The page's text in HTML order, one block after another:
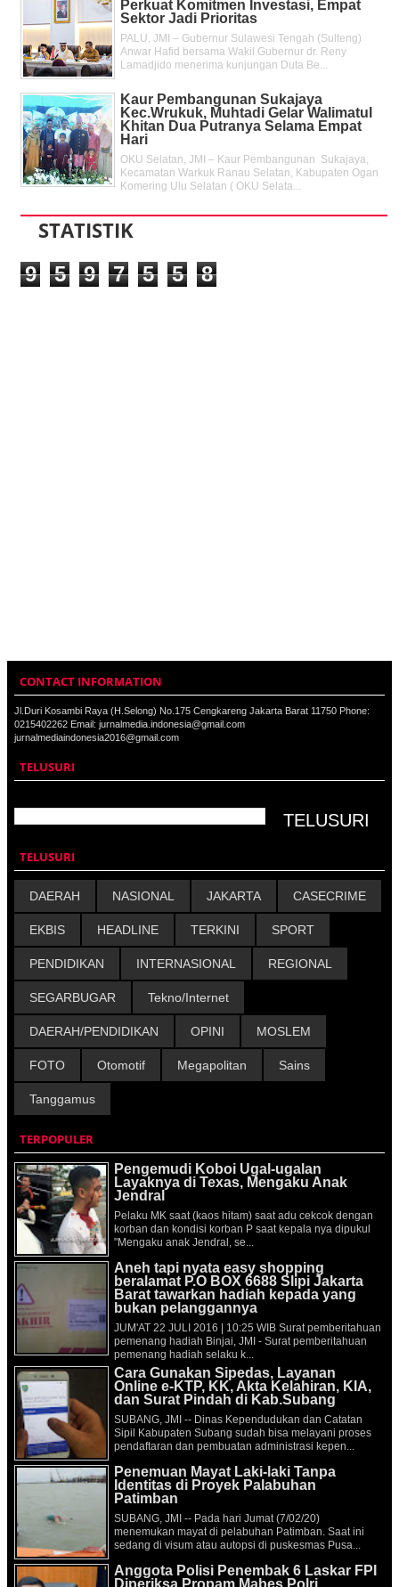
Perkuat Komitmen Investasi, Empat
Sektor Jadi Prioritas
PALU, JMI – Gubernur Sulawesi Tengah (Sulteng)
Anwar Hafid bersama Wakil Gubernur dr. Reny
Lamadjido menerima kunjungan Duta Be...
Kaur Pembangunan Sukajaya
Kec.Wrukuk, Muhtadi Gelar Walimatul
Khitan Dua Putranya Selama Empat
Hari
OKU Selatan, JMI – Kaur Pembangunan Sukajaya,
Kecamatan Warkuk Ranau Selatan, Kabupaten Ogan
Komering Ulu Selatan ( OKU Selata...
STATISTIK
9 5 9 7 5 5 8
CONTACT INFORMATION
Jl.Duri Kosambi Raya (H.Selong) No.175 Cengkareng Jakarta Barat 11750 Phone:
0215402262 Email: jurnalmedia.indonesia@gmail.com
jurnalmediaindonesia2016@gmail.com
TELUSURI
TELUSURI
DAERAH NASIONAL JAKARTA CASECRIME
EKBIS HEADLINE TERKINI SPORT
PENDIDIKAN INTERNASIONAL REGIONAL
SEGARBUGAR Tekno/Internet
DAERAH/PENDIDIKAN OPINI MOSLEM
FOTO Otomotif Megapolitan Sains
Tanggamus
TERPOPULER
Pengemudi Koboi Ugal-ugalan
Layaknya di Texas, Mengaku Anak
Jendral
Pelaku MK saat (kaos hitam) saat adu cekcok dengan
korban dan kondisi korban P saat kepala nya dipukul
"Mengaku anak Jendral, se...
Aneh tapi nyata easy shopping
beralamat P.O BOX 6688 Slipi Jakarta
Barat tawarkan hadiah kepada yang
bukan pelanggannya
JUM'AT 22 JULI 2016 | 10:25 WIB Surat pemberitahuan
pemenang hadiah Binjai, JMI - Surat pemberitahuan
pemenang hadiah selaku k...
Cara Gunakan Sipedas, Layanan
Online e-KTP, KK, Akta Kelahiran, KIA,
dan Surat Pindah di Kab.Subang
SUBANG, JMI -- Dinas Kependudukan dan Catatan
Sipil Kabupaten Subang sudah bisa melayani proses
pendaftaran dan pembuatan administrasi kepen...
Penemuan Mayat Laki-laki Tanpa
Identitas di Proyek Palabuhan
Patimban
SUBANG, JMI -- Pada hari Jumat (7/02/20)
menemukan mayat di pelabuhan Patimban. Saat ini
sedang di visum atau autopsi di puskesmas Pusa...
Anggota Polisi Penembak 6 Laskar FPI
Diperiksa Propam Mabes Polri